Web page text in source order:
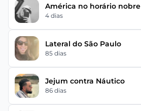
América no horário nobre
4 dias
Lateral do São Paulo
85 dias
Jejum contra Náutico
86 dias